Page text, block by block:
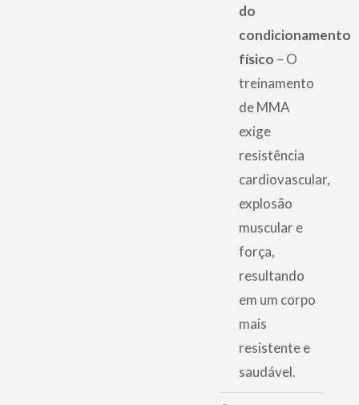
do
condicionamento
físico – O
treinamento
de MMA
exige
resistência
cardiovascular,
explosão
muscular e
força,
resultando
em um corpo
mais
resistente e
saudável.